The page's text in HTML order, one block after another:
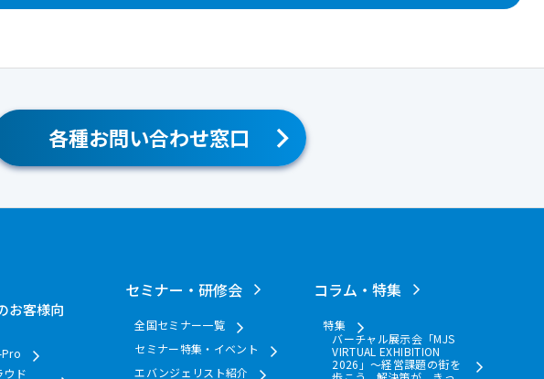
各種お問い合わせ窓口
お客様向
Pro
ウド
セミナー・研修会
全国セミナー一覧
セミナー特集・イベント
エバンジェリスト紹介
コラム・特集
特集
バーチャル展示会「MJS
VIRTUAL EXHIBITION
2026」～経営課題の街を